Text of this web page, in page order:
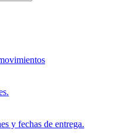
y fechas de entrega.